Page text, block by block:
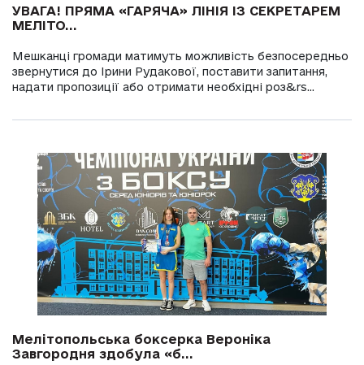
УВАГА! ПРЯМА «ГАРЯЧА» ЛІНІЯ ІЗ СЕКРЕТАРЕМ
МЕЛІТО...
Мешканці громади матимуть можливість безпосередньо
звернутися до Ірини Рудакової, поставити запитання,
надати пропозиції або отримати необхідні роз&rs...
Мелітопольська боксерка Вероніка
Завгородня здобула «б...